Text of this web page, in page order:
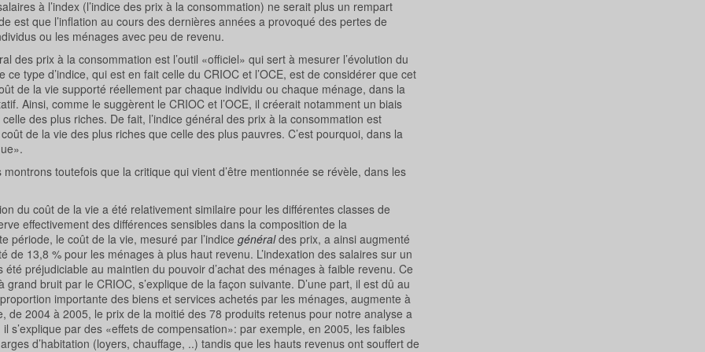
à l’index (l’indice des prix à la consommation) ne serait plus un rempart
est que l’inflation au cours des dernières années a provoqué des pertes de
ou les ménages avec peu de revenu.
des prix à la consommation est l’outil «officiel» qui sert à mesurer l’évolution du
type d’indice, qui est en fait celle du CRIOC et l’OCE, est de considérer que cet
de la vie supporté réellement par chaque individu ou chaque ménage, dans la
Ainsi, comme le suggèrent le CRIOC et l’OCE, il créerait notamment un biais
des plus riches. De fait, l’indice général des prix à la consommation est
de la vie des plus riches que celle des plus pauvres. C’est pourquoi, dans la
montrons toutefois que la critique qui vient d’être mentionnée se révèle, dans les
du coût de la vie a été relativement similaire pour les différentes classes de
effectivement des différences sensibles dans la composition de la
période, le coût de la vie, mesuré par l’indice généraldes prix, a ainsi augmenté
13,8 % pour les ménages à plus haut revenu. L’indexation des salaires sur un
préjudiciable au maintien du pouvoir d’achat des ménages à faible revenu. Ce
bruit par le CRIOC, s’explique de la façon suivante. D’une part, il est dû au
importante des biens et services achetés par les ménages, augmente à
de 2004 à 2005, le prix de la moitié des 78 produits retenus pour notre analyse a
s’explique par des «effets de compensation»: par exemple, en 2005, les faibles
d’habitation (loyers, chauffage, ..) tandis que les hauts revenus ont souffert de